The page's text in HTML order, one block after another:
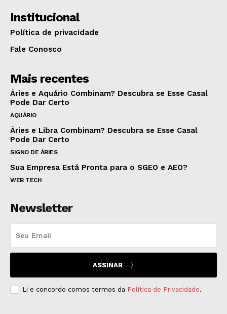
Institucional
Política de privacidade
Fale Conosco
Mais recentes
Áries e Aquário Combinam? Descubra se Esse Casal
Pode Dar Certo
AQUÁRIO
Áries e Libra Combinam? Descubra se Esse Casal
Pode Dar Certo
SIGNO DE ÁRIES
Sua Empresa Está Pronta para o SGEO e AEO?
WEB TECH
Newsletter
ASSINAR
Li e concordo comos termos da Política de Privacidade.